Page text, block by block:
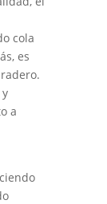
cola
es
a